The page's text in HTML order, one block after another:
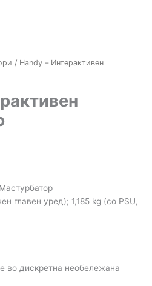
/ Handy – Интерактивен
главен уред); 1,185 kg (со PSU,
во дискретна необележана